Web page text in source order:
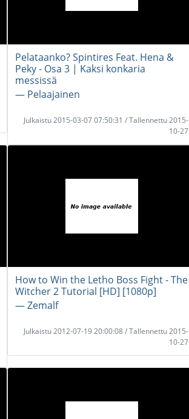
Pelataanko? Spintires Feat. Hena &
Peky - Osa 3 | Kaksi konkaria
messissä
― Pelaajainen
Julkaistu 2015-03-07 07:50:31 / Tallennettu 2015-
10-27
How to Win the Letho Boss Fight - The
Witcher 2 Tutorial [HD] [1080p]
― Zemalf
Julkaistu 2012-07-19 20:00:08 / Tallennettu 2015-
10-27